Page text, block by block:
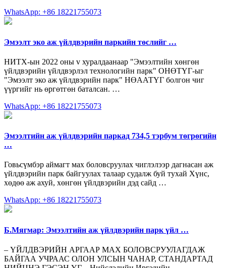
WhatsApp: +86 18221755073
Эмээлт эко аж үйлдвэрийн паркийн төслийг …
НИТХ-ын 2022 оны v хуралдаанаар "Эмээлтийн хөнгөн
үйлдвэрийн үйлдвэрлэл технологийн парк" ОНӨТҮГ-ыг
"Эмээлт эко аж үйлдвэрийн парк" НӨААТҮГ болгон чиг
үүргийг нь өргөтгөн баталсан. …
WhatsApp: +86 18221755073
Эмээлтийн аж үйлдвэрийн паркад 734,5 тэрбум төгрөгийн
…
Говьсүмбэр аймагт мах боловсруулах чиглэлээр дагнасан аж
үйлдвэрийн парк байгуулах талаар судалж буй тухай Хүнс,
хөдөө аж ахуй, хөнгөн үйлдвэрийн дэд сайд …
WhatsApp: +86 18221755073
Б.Мягмар: Эмээлтийн аж үйлдвэрийн парк үйл …
– ҮЙЛДВЭРИЙН АРГААР МАХ БОЛОВСРУУЛАГДАЖ
БАЙГАА УЧРААС ОЛОН УЛСЫН ЧАНАР, СТАНДАРТАД